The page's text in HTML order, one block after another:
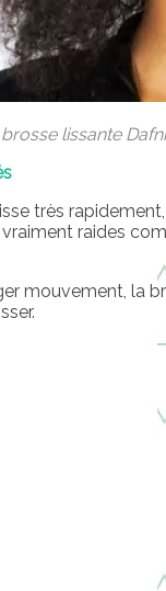
lissante Dafni
très
raides
mouvement, la